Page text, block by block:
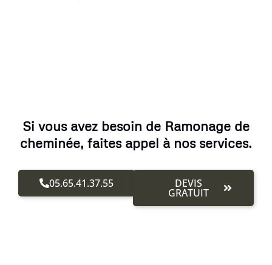
Si vous avez besoin de Ramonage de
cheminée, faites appel à nos services.
05.65.41.37.55 DEVIS
GRATUIT